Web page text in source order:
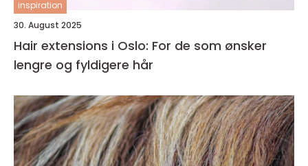
inspiration
30. August 2025
Hair extensions i Oslo: For de som ønsker
lengre og fyldigere hår